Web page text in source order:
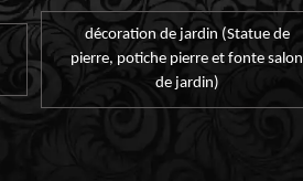
décoration de jardin (Statue de
pierre, potiche pierre et fonte salon
de jardin)